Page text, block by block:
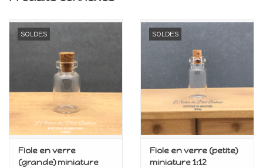
SOLDES
Fiole en verre
(grande) miniature
SOLDES
Fiole en verre (petite)
miniature 1:12